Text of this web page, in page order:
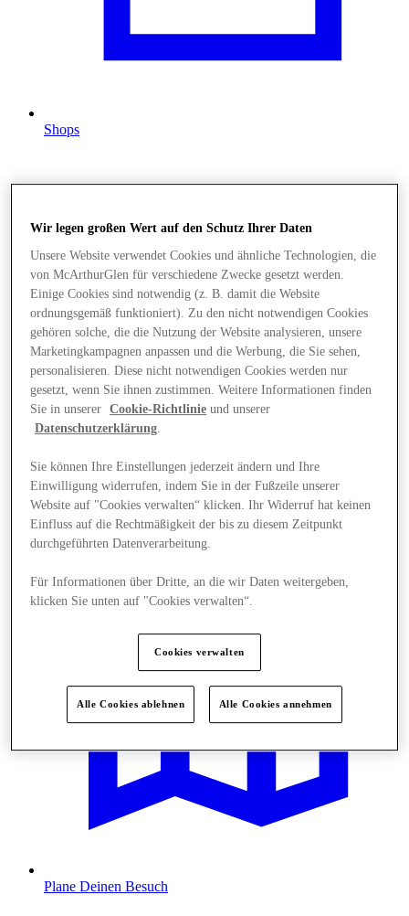
Shops
Angebote
Plane Deinen Besuch
Wir legen großen Wert auf den Schutz Ihrer Daten
Unsere Website verwendet Cookies und ähnliche Technologien, die
von McArthurGlen für verschiedene Zwecke gesetzt werden.
Einige Cookies sind notwendig (z. B. damit die Website
ordnungsgemäß funktioniert). Zu den nicht notwendigen Cookies
gehören solche, die die Nutzung der Website analysieren, unsere
Marketingkampagnen anpassen und die Werbung, die Sie sehen,
personalisieren. Diese nicht notwendigen Cookies werden nur
gesetzt, wenn Sie ihnen zustimmen. Weitere Informationen finden
Sie in unserer
Cookie-Richtlinie und unserer
Datenschutzerklärung.
Sie können Ihre Einstellungen jederzeit ändern und Ihre
Einwilligung widerrufen, indem Sie in der Fußzeile unserer
Website auf "Cookies verwalten“ klicken. Ihr Widerruf hat keinen
Einfluss auf die Rechtmäßigkeit der bis zu diesem Zeitpunkt
durchgeführten Datenverarbeitung.
Für Informationen über Dritte, an die wir Daten weitergeben,
klicken Sie unten auf "Cookies verwalten“.
Cookies verwalten
Alle Cookies ablehnen Alle Cookies annehmen